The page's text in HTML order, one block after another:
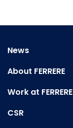
News
About FERRERE
Work at FERRERE
CSR